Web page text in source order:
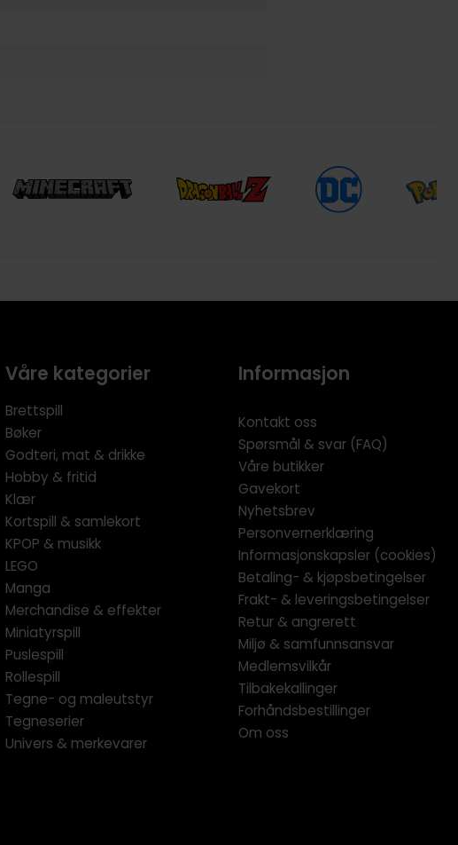
Våre kategorier
Brettspill
Bøker
Godteri, mat & drikke
Hobby & fritid
Klær
Kortspill & samlekort
KPOP & musikk
LEGO
Manga
Merchandise & effekter
Miniatyrspill
Puslespill
Rollespill
Tegne- og maleutstyr
Tegneserier
Univers & merkevarer
Informasjon
Kontakt oss
Spørsmål & svar (FAQ)
Våre butikker
Gavekort
Nyhetsbrev
Personvernerklæring
Informasjonskapsler (cookies)
Betaling- & kjøpsbetingelser
Frakt- & leveringsbetingelser
Retur & angrerett
Miljø & samfunnsansvar
Medlemsvilkår
Tilbakekallinger
Forhåndsbestillinger
Om oss